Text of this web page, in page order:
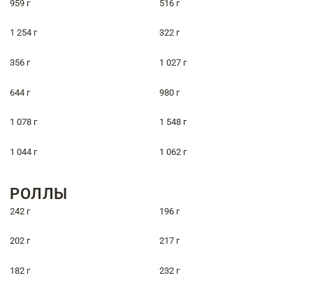
959 г 516 г
1 254 г 322 г
356 г 1 027 г
644 г 980 г
1 078 г 1 548 г
1 044 г 1 062 г
РОЛЛЫ
242 г 196 г
202 г 217 г
182 г 232 г